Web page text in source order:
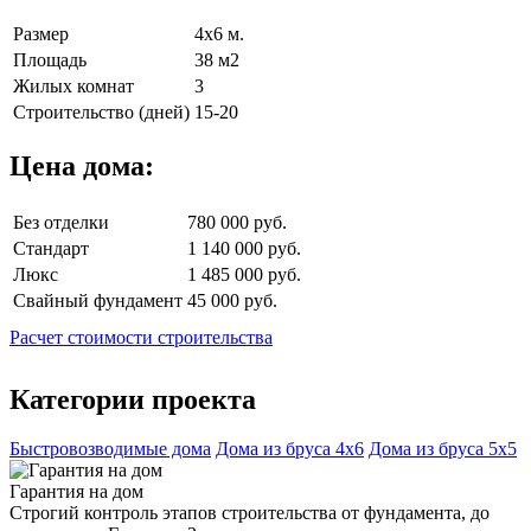
Размер
4х6 м.
Площадь
38 м2
Жилых комнат
3
Строительство (дней) 15-20
Цена дома:
Без отделки
780 000 руб.
Стандарт
1 140 000 руб.
Люкс
1 485 000 руб.
Свайный фундамент 45 000 руб.
Расчет стоимости строительства
Категории проекта
Быстровозводимые дома Дома из бруса 4х6 Дома из бруса 5х5
Гарантия на дом
Строгий контроль этапов строительства от фундамента, до